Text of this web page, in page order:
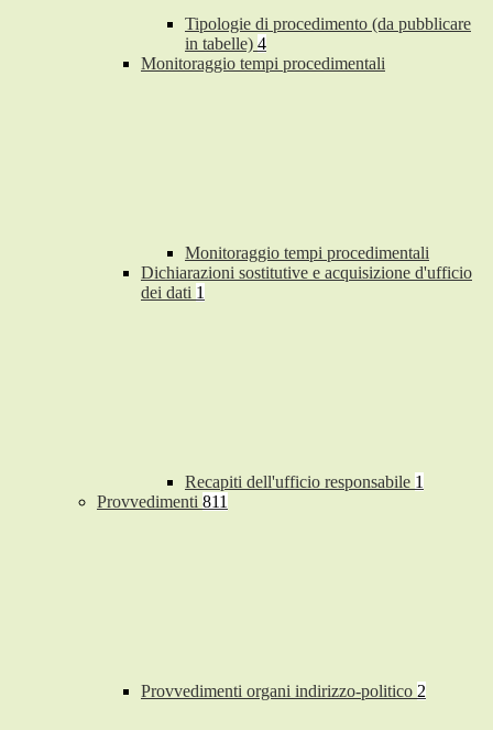
Tipologie di procedimento (da pubblicare
in tabelle) 4
Monitoraggio tempi procedimentali
Monitoraggio tempi procedimentali
Dichiarazioni sostitutive e acquisizione d'ufficio
dei dati 1
Recapiti dell'ufficio responsabile 1
Provvedimenti 811
Provvedimenti organi indirizzo-politico 2